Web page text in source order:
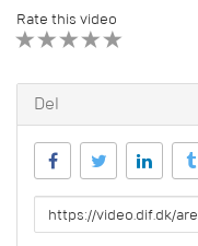
Rate this video
Del
URL
to